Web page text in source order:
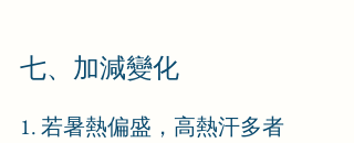
七、加減變化
1. 若暑熱偏盛，高熱汗多者